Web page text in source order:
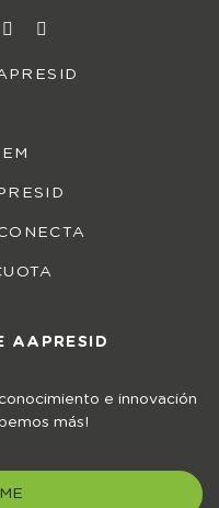
AAPRESID
e innovación
más!